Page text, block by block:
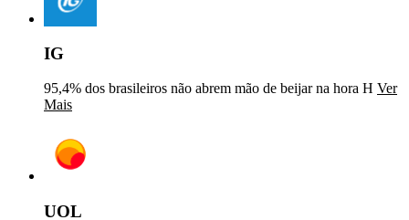
IG
95,4% dos brasileiros não abrem mão de beijar na hora H Ver
Mais
UOL